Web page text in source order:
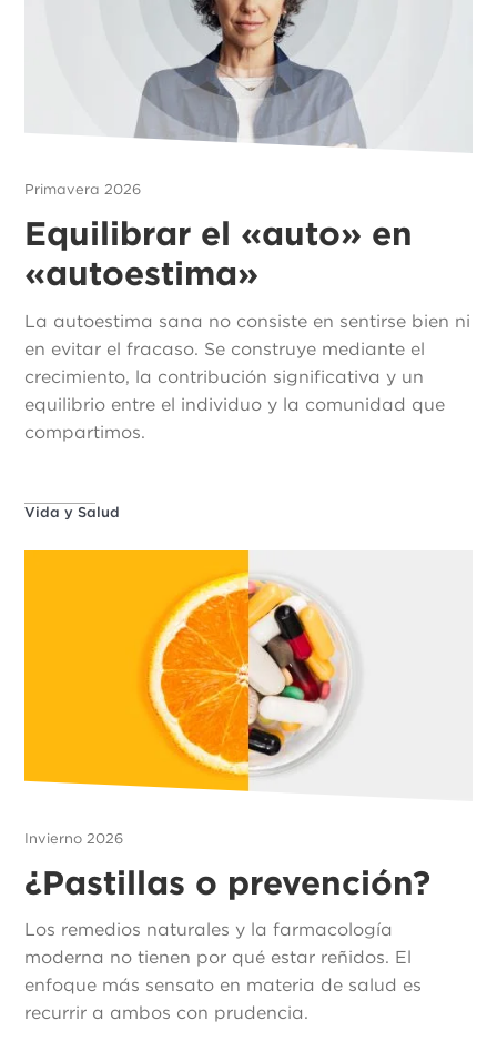
Primavera 2026
Equilibrar el «auto» en
«autoestima»
La autoestima sana no consiste en sentirse bien ni
en evitar el fracaso. Se construye mediante el
crecimiento, la contribución significativa y un
equilibrio entre el individuo y la comunidad que
compartimos.
Vida y Salud
Invierno 2026
¿Pastillas o prevención?
Los remedios naturales y la farmacología
moderna no tienen por qué estar reñidos. El
enfoque más sensato en materia de salud es
recurrir a ambos con prudencia.